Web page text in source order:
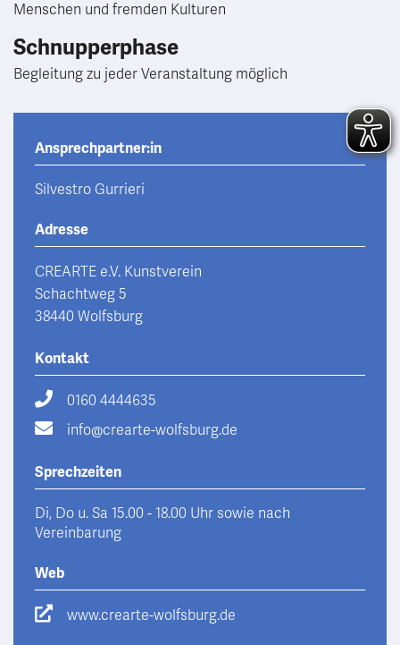
Menschen und fremden Kulturen
Schnupperphase
Begleitung zu jeder Veranstaltung möglich
Ansprechpartner:in
Silvestro Gurrieri
Adresse
CREARTE e.V. Kunstverein
Schachtweg 5
38440 Wolfsburg
Kontakt
0160 4444635
info@crearte-wolfsburg.de
Sprechzeiten
Di, Do u. Sa 15.00 - 18.00 Uhr sowie nach
Vereinbarung
Web
www.crearte-wolfsburg.de